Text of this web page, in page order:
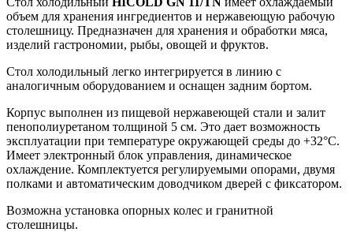
объем для хранения ингредиентов и нержавеющую рабочую
столешницу. Предназначен для хранения и обработки мяса,
изделий гастрономии, рыбы, овощей и фруктов.
Стол холодильный легко интегрируется в линию с
аналогичным оборудованием и оснащен задним бортом.
Корпус выполнен из пищевой нержавеющей стали и залит
пенополиуретаном толщиной 5 см. Это дает возможность
эксплуатации при температуре окружающей среды до +32°С.
Имеет электронный блок управления, динамическое
охлаждение. Комплектуется регулируемыми опорами, двумя
полками и автоматическим доводчиком дверей с фиксатором.
Возможна установка опорных колес и гранитной
столешницы.